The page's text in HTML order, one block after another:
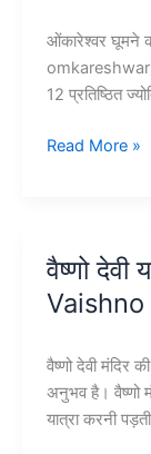
Tirupati
Balaji
Temple
India
ओंकारेश्वर घूमने
12 प्रतिष्ठित
ओंकारेश्वर
सम्पूर्ण
जानकारी
–
Pradesh
Omkareshwar
Read More »
वैष्णो देवी
वैष्णो देवी मंदिर
अनुभव है। वैष्णो
यात्रा करनी